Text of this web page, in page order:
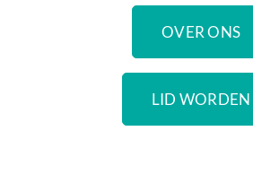
OVER ONS
LID WORDEN